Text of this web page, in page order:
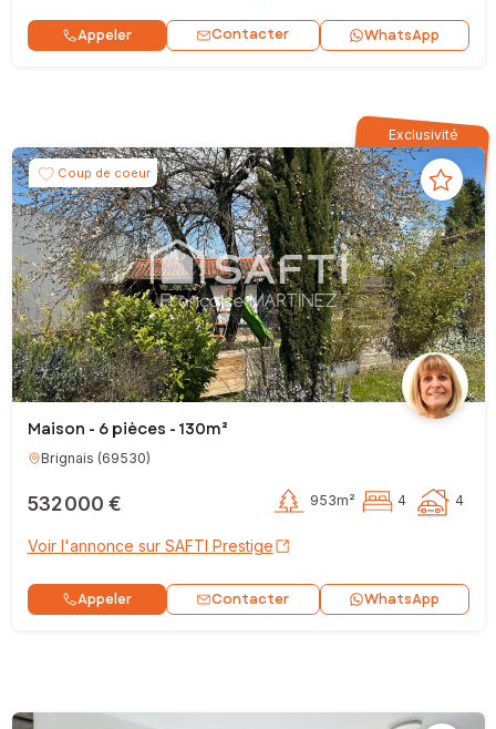
Appeler Contacter WhatsApp
Exclusivité
Coup de coeur
Maison - 6 pièces - 130m²
Brignais (69530)
532 000 € 953m² 4 4
Voir l'annonce sur SAFTI Prestige
Appeler Contacter WhatsApp